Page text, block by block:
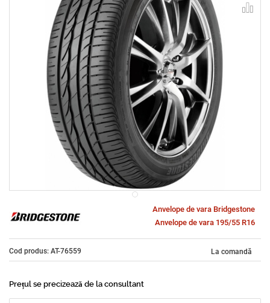
Anvelope de vara Bridgestone
Anvelope de vara 195/55 R16
Cod produs: AT-76559 La comandă
Prețul se precizează de la consultant